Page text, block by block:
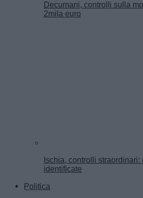
Decumani, controlli sulla
2mila euro
Ischia, controlli
identificate
Politica